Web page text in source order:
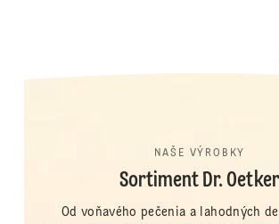
NAŠE VÝROBKY
Sortiment Dr. Oetker
Od voňavého pečenia a lahodných